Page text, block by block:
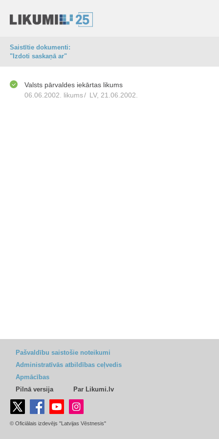
Saistītie dokumenti:
"Izdoti saskaņā ar"
Valsts pārvaldes iekārtas likums
06.06.2002. likums/ LV, 21.06.2002.
Pašvaldību saistošie noteikumi
Administratīvās atbildības ceļvedis
Apmācības
Pilnā versija
Par Likumi.lv
© Oficiālais izdevējs "Latvijas Vēstnesis"